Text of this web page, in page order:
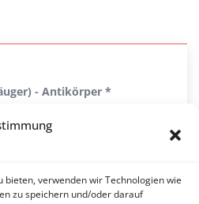
bieten, verwenden wir Technologien wie
zu speichern und/oder darauf
- Antikörper *
- PCR
- PCR
1 (CAV 1, Hcc) - Antikörper